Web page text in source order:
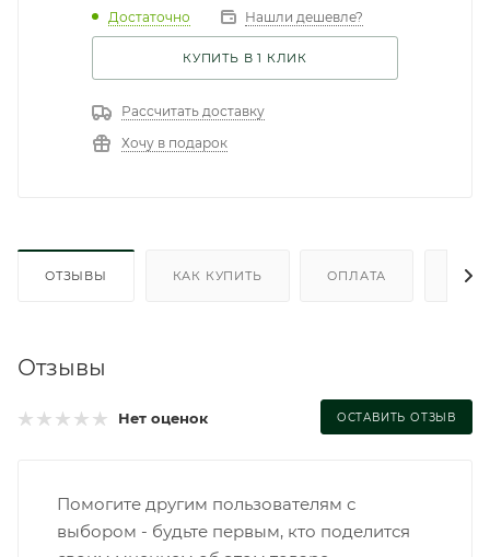
Достаточно Нашли дешевле?
КУПИТЬ В 1 КЛИК
Рассчитать доставку
Хочу в подарок
ОТЗЫВЫ КАК КУПИТЬ ОПЛАТА
Отзывы
Нет оценок ОСТАВИТЬ ОТЗЫВ
Помогите другим пользователям с
выбором - будьте первым, кто поделится